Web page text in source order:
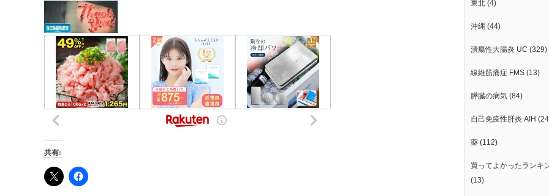
共有:
東北 (4)
沖縄 (44)
潰瘍性大腸炎 UC (329)
線維筋痛症 FMS (13)
膵臓の病気 (84)
自己免疫性肝炎 AIH
薬 (112)
買ってよかったランキ
(13)